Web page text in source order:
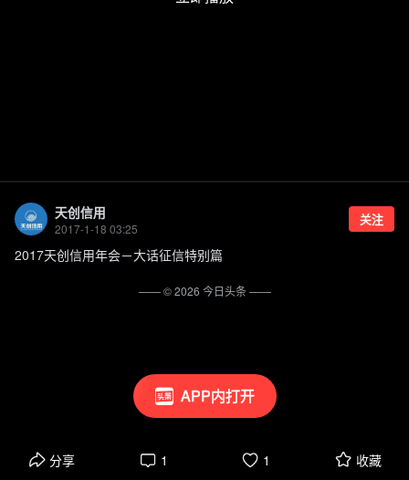
APP内打开
天创信用
2017-1-18 03:25
关注
2017天创信用年会－大话征信特别篇
分享 1 1 收藏
—— ©2026 今日头条——